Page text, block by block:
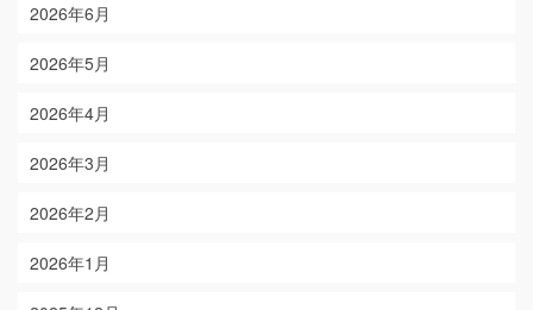
2026年6月
2026年5月
2026年4月
2026年3月
2026年2月
2026年1月